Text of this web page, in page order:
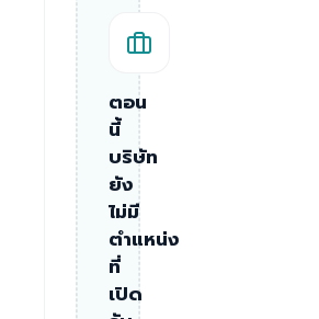
ตอน
นี้
บริษัท
ยัง
ไม่มี
ตำแหน่ง
ที่
เปิด